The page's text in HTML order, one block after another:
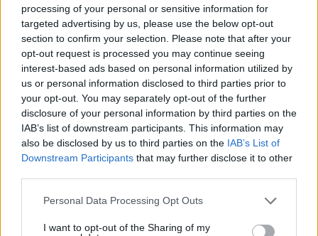
processing of your personal or sensitive information for
targeted advertising by us, please use the below opt-out
section to confirm your selection. Please note that after your
opt-out request is processed you may continue seeing
interest-based ads based on personal information utilized by
us or personal information disclosed to third parties prior to
your opt-out. You may separately opt-out of the further
disclosure of your personal information by third parties on the
IAB’s list of downstream participants. This information may
also be disclosed by us to third parties on the IAB’s List of
Downstream Participants that may further disclose it to other
Please note that this website/app uses one or more Google
not limited to your visit or usage behaviour. You may click to
Personal Data Processing Opt Outs
I want to opt-out of the Sharing of my
Loaded:
Σάλος στη Λιθουανία από σαμποτάζ σε
προσπάθεια ρεκόρ powerlifting από Βελγίδα:
«Είμαι ρατσιστής και το έκανα επίτηδες» έγραψε
ο δράστης
07.08.2026, 06:51